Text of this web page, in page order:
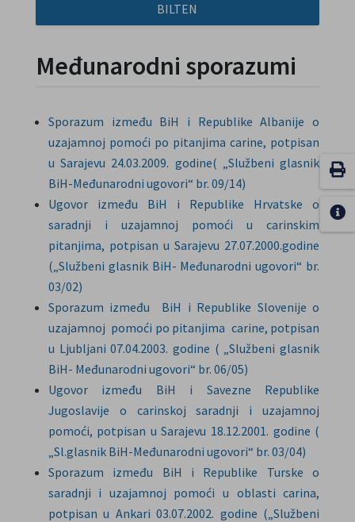
BILTEN
Međunarodni sporazumi
Sporazum između BiH i Republike Albanije o
uzajamnoj pomoći po pitanjima carine, potpisan
u Sarajevu 24.03.2009. godine( „Službeni glasnik
BiH-Međunarodni ugovori“ br. 09/14)
Ugovor između BiH i Republike Hrvatske o
saradnji i uzajamnoj pomoći u carinskim
pitanjima, potpisan u Sarajevu 27.07.2000.godine
(„Službeni glasnik BiH- Međunarodni ugovori“ br.
03/02)
Sporazum između BiH i Republike Slovenije o
uzajamnoj pomoći po pitanjima carine, potpisan
u Ljubljani 07.04.2003. godine ( „Službeni glasnik
BiH- Međunarodni ugovori“ br. 06/05)
Ugovor između BiH i Savezne Republike
Jugoslavije o carinskoj saradnji i uzajamnoj
pomoći, potpisan u Sarajevu 18.12.2001. godine (
„Sl.glasnik BiH-Međunarodni ugovori“ br. 03/04)
Sporazum između BiH i Republike Turske o
saradnji i uzajamnoj pomoći u oblasti carina,
potpisan u Ankari 03.07.2002. godine („Službeni